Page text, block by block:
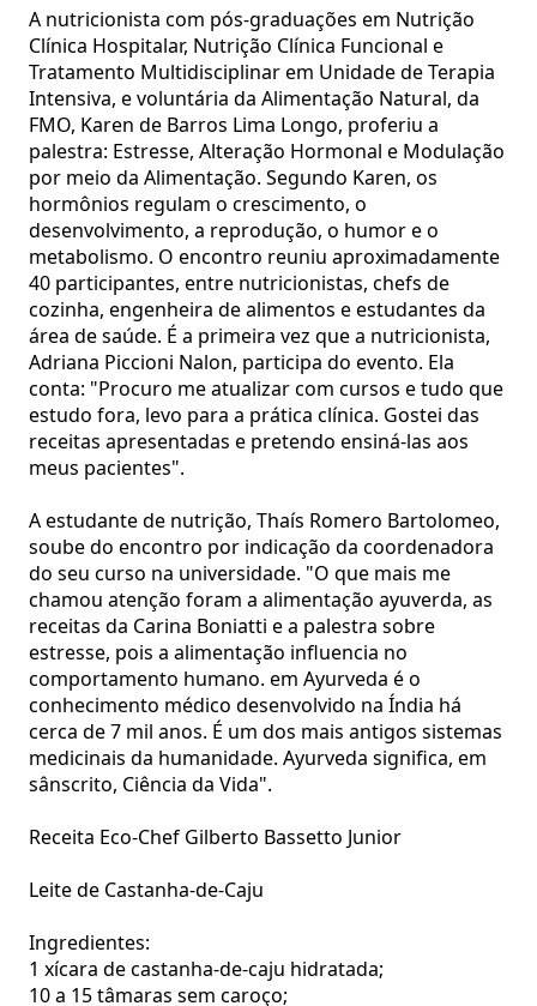
A nutricionista com pós-graduações em Nutrição
Clínica Hospitalar, Nutrição Clínica Funcional e
Tratamento Multidisciplinar em Unidade de Terapia
Intensiva, e voluntária da Alimentação Natural, da
FMO, Karen de Barros Lima Longo, proferiu a
palestra: Estresse, Alteração Hormonal e Modulação
por meio da Alimentação. Segundo Karen, os
hormônios regulam o crescimento, o
desenvolvimento, a reprodução, o humor e o
metabolismo. O encontro reuniu aproximadamente
40 participantes, entre nutricionistas, chefs de
cozinha, engenheira de alimentos e estudantes da
área de saúde. É a primeira vez que a nutricionista,
Adriana Piccioni Nalon, participa do evento. Ela
conta: "Procuro me atualizar com cursos e tudo que
estudo fora, levo para a prática clínica. Gostei das
receitas apresentadas e pretendo ensiná-las aos
meus pacientes".
A estudante de nutrição, Thaís Romero Bartolomeo,
soube do encontro por indicação da coordenadora
do seu curso na universidade. "O que mais me
chamou atenção foram a alimentação ayuverda, as
receitas da Carina Boniatti e a palestra sobre
estresse, pois a alimentação influencia no
comportamento humano. em Ayurveda é o
conhecimento médico desenvolvido na Índia há
cerca de 7 mil anos. É um dos mais antigos sistemas
medicinais da humanidade. Ayurveda significa, em
sânscrito, Ciência da Vida".
Receita Eco-Chef Gilberto Bassetto Junior
Leite de Castanha-de-Caju
Ingredientes:
1 xícara de castanha-de-caju hidratada;
10 a 15 tâmaras sem caroço;